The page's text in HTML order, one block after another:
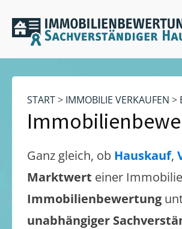
START> IMMOBILIE VERKAUFEN >
Ganz gleich, ob Hauskauf,
Marktwert einer
Immobilienbewertung
unabhängiger